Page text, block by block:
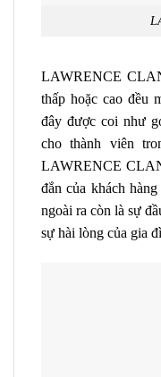
LAWRENCE
thấp hoặc cao đều
đây được coi như
cho thành viên
LAWRENCE
đắn của khách
ngoài ra còn là sự
sự hài lòng của gia